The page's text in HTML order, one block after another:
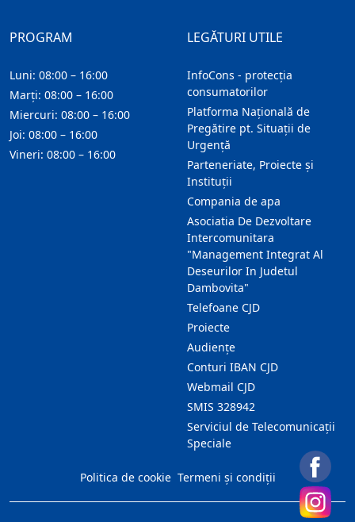
LEGĂTURI UTILE
InfoCons - protecția
consumatorilor
Platforma Națională de
Pregătire pt. Situații de
Urgență
Parteneriate, Proiecte și
Instituții
Compania de apa
Asociatia De Dezvoltare
Intercomunitara
"Management Integrat Al
Deseurilor In Judetul
Dambovita"
Telefoane CJD
Proiecte
Audienţe
Conturi IBAN CJD
Webmail CJD
SMIS 328942
Serviciul de Telecomunicații
Speciale
PROGRAM
Luni: 08:00 – 16:00
Marți: 08:00 – 16:00
Miercuri: 08:00 – 16:00
Joi: 08:00 – 16:00
Vineri: 08:00 – 16:00
Politica de cookie Termeni și condiții